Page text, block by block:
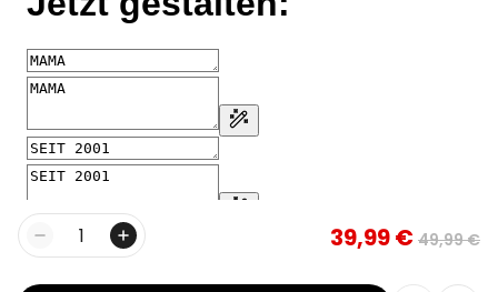
Menge 39,99 € 49,99 €